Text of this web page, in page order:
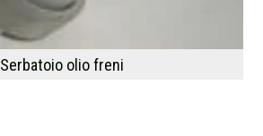
Serbatoio olio freni